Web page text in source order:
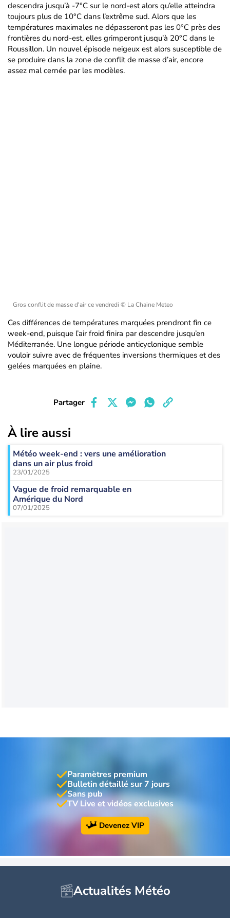
descendra jusqu’à -7°C sur le nord-est alors qu’elle atteindra
toujours plus de 10°C dans l’extrême sud. Alors que les
températures maximales ne dépasseront pas les 0°C près des
frontières du nord-est, elles grimperont jusqu’à 20°C dans le
Roussillon. Un nouvel épisode neigeux est alors susceptible de
se produire dans la zone de conflit de masse d’air, encore
assez mal cernée par les modèles.
Gros conflit de masse d'air ce vendredi © La Chaine Meteo
Ces différences de températures marquées prendront fin ce
week-end, puisque l’air froid finira par descendre jusqu’en
Méditerranée. Une longue période anticyclonique semble
vouloir suivre avec de fréquentes inversions thermiques et des
gelées marquées en plaine.
Partager
À lire aussi
Météo week-end : vers une amélioration
dans un air plus froid
23/01/2025
Vague de froid remarquable en
Amérique du Nord
07/01/2025
Paramètres premium
Bulletin détaillé sur 7 jours
Sans pub
TV Live et vidéos exclusives
Devenez VIP
Actualités Météo